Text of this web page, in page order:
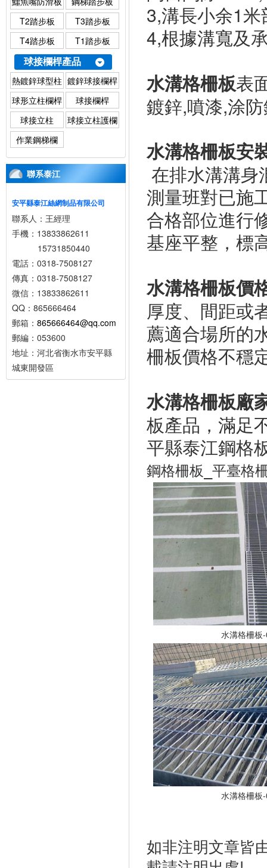
T2踏步板
T3踏步板
T4踏步板
T1踏步板
球接欄桿產品
熱鍍鋅球型柱
欄桿
鍍鋅球接欄桿
球形立柱欄桿
球接欄桿
球接立柱
球接立柱護欄
作業鋼梯欄
聯系泰江
安平縣泰江絲網制品有限公司
聯系人：王經理
手機：13833862611
15731850440
電話：0318-7508127
傳真：0318-7508127
微信：13833862611
QQ：865666464
郵箱： 865666464@qq.com
郵編：053600
地址：河北省衡水市安平縣
城東開發區
3,溝長小余1
4,根據溝寬及
水溝格柵板表
鍍鋅,噴漆,涂
水溝格柵板安
在排水溝溝身
測量班對已施
合格部位進行
基座平整，標
水溝格柵板價
厚度、間距或
薦適合場所的
柵板價格不穩
水溝格柵板廠
板產品，滿足
平縣泰江鋼格
鋼格柵板_平臺格
水溝格柵板
水溝格柵板
如非注明文章皆